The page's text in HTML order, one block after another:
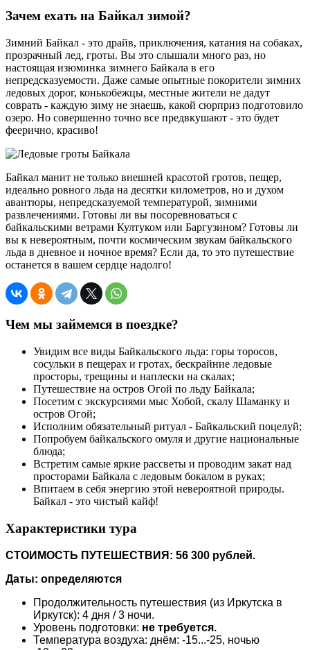
Зачем ехать на Байкал зимой?
Зимний Байкал - это драйв, приключения, катания на собаках,
прозрачный лед, гроты. Вы это слышали много раз, но
настоящая изюминка зимнего Байкала в его
непредсказуемости. Даже самые опытные покорители зимних
ледовых дорог, конькобежцы, местные жители не дадут
соврать - каждую зиму не знаешь, какой сюрприз подготовило
озеро. Но совершенно точно все предвкушают - это будет
феерично, красиво!
Байкал манит не только внешней красотой гротов, пещер,
идеально ровного льда на десятки километров, но и духом
авантюры, непредсказуемой температурой, зимними
развлечениями. Готовы ли вы посоревноваться с
байкальскими ветрами Култуком или Баргузином? Готовы ли
вы к невероятным, почти космическим звукам байкальского
льда в дневное и ночное время? Если да, то это путешествие
останется в вашем сердце надолго!
Чем мы займемся в поездке?
Увидим все виды Байкальского льда: горы торосов,
сосульки в пещерах и гротах, бескрайние ледовые
просторы, трещины и наплески на скалах;
Путешествие на остров Огой по льду Байкала;
Посетим с экскурсиями мыс Хобой, скалу Шаманку и
остров Огой;
Исполним обязательный ритуал - Байкальский поцелуй;
Попробуем байкальского омуля и другие национальные
блюда;
Встретим самые яркие рассветы и проводим закат над
просторами Байкала с ледовым бокалом в руках;
Впитаем в себя энергию этой невероятной природы.
Байкал - это чистый кайф!
Характеристики тура
СТОИМОСТЬ ПУТЕШЕСТВИЯ: 56 300 рублей.
Даты: определяются
Продолжительность путешествия (из Иркутска в
Иркутск): 4 дня / 3 ночи.
Уровень подготовки: не требуется.
Температура воздуха: днём: -15...-25, ночью